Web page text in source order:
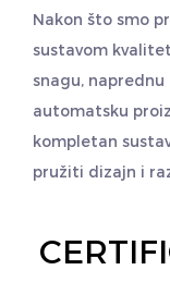
Nakon što smo
sustavom
snagu,
automatsku
kompletan
pružiti dizajn i